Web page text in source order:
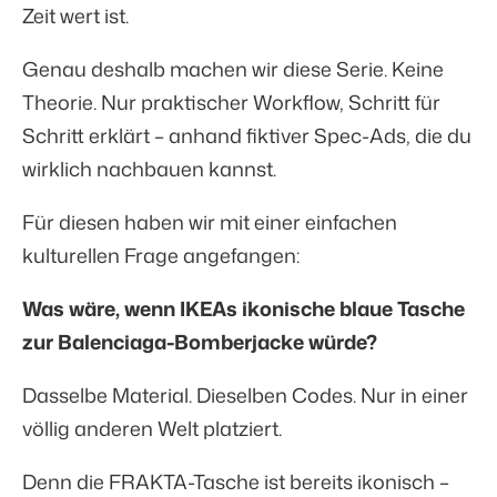
Zeit wert ist.
Genau deshalb machen wir diese Serie. Keine
Theorie. Nur praktischer Workflow, Schritt für
Schritt erklärt – anhand fiktiver Spec-Ads, die du
wirklich nachbauen kannst.
Für diesen haben wir mit einer einfachen
kulturellen Frage angefangen:
Was wäre, wenn IKEAs ikonische blaue Tasche
zur Balenciaga-Bomberjacke würde?
Dasselbe Material. Dieselben Codes. Nur in einer
völlig anderen Welt platziert.
Denn die FRAKTA-Tasche ist bereits ikonisch –